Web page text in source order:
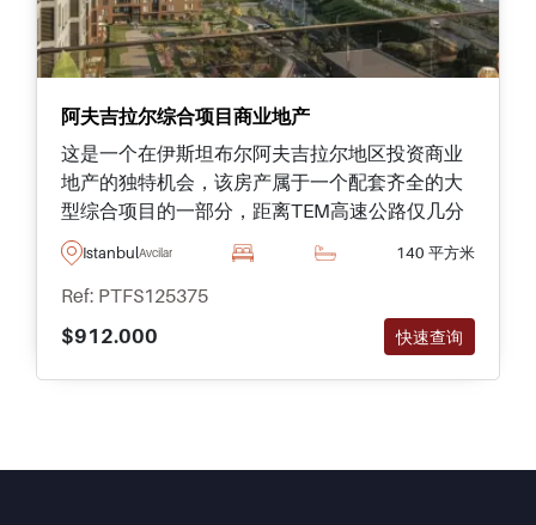
阿夫吉拉尔综合项目商业地产
这是一个在伊斯坦布尔阿夫吉拉尔地区投资商业
地产的独特机会，该房产属于一个配套齐全的大
型综合项目的一部分，距离TEM高速公路仅几分
钟路程，交通十分便利。
IstanbulAvcilar 140 平方米
Ref: PTFS125375
$912.000
快速查询